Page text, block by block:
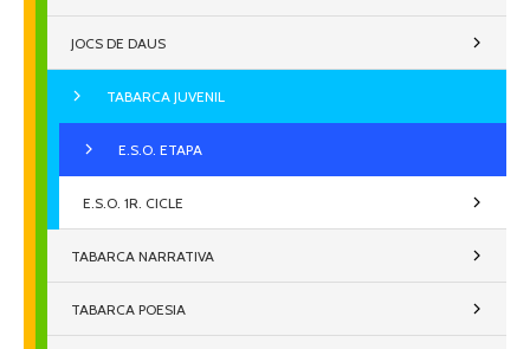
JOCS DE DAUS
TABARCA JUVENIL
E.S.O. ETAPA
E.S.O. 1R. CICLE
TABARCA NARRATIVA
TABARCA POESIA